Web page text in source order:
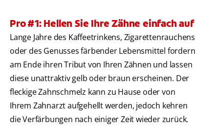
Pro #1: Hellen Sie Ihre Zähne einfach auf
Lange Jahre des Kaffeetrinkens, Zigarettenrauchens
oder des Genusses färbender Lebensmittel fordern
am Ende ihren Tribut von Ihren Zähnen und lassen
diese unattraktiv gelb oder braun erscheinen. Der
fleckige Zahnschmelz kann zu Hause oder von
Ihrem Zahnarzt aufgehellt werden, jedoch kehren
die Verfärbungen nach einiger Zeit wieder zurück.